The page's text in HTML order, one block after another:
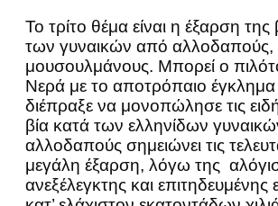
Το τρίτο θέμα είναι η έξαρση της
των γυναικών από αλλοδαπούς,
μουσουλμάνους. Μπορεί ο
Νερά με το αποτρόπαιο
διέπραξε να μονοπώλησε τις
βία κατά των ελληνίδων
αλλοδαπούς σημειώνει τις
μεγάλη έξαρση, λόγω της
ανεξέλεγκτης και επιτηδευμένης